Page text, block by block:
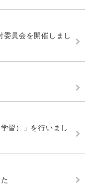
委員会を開催しまし
習）」を行いまし